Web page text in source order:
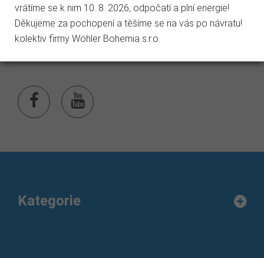
Sdílejte nás
Kategorie
vrátíme se k nim 10. 8. 2026, odpočatí a plní energie!
Děkujeme za pochopení a těšíme se na vás po návratu!
kolektiv firmy Wöhler Bohemia s.r.o.